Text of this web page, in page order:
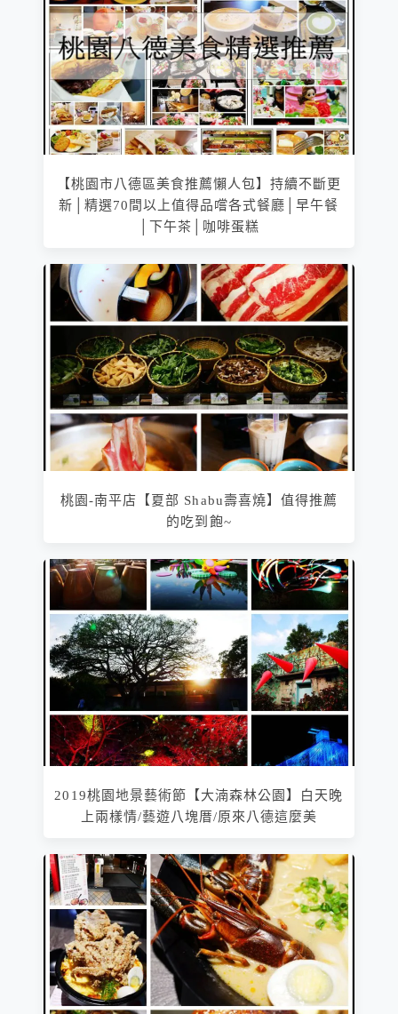
【桃園市八德區美食推薦懶人包】持續不斷更
新│精選70間以上值得品嚐各式餐廳│早午餐
│下午茶│咖啡蛋糕
桃園-南平店【夏部 Shabu壽喜燒】值得推薦
的吃到飽~
2019桃園地景藝術節【大湳森林公園】白天晚
上兩樣情/藝遊八塊厝/原來八德這麼美